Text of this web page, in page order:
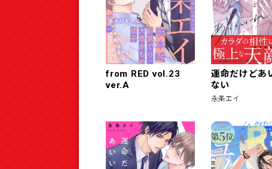
from RED vol.23
ver.A
運命だけどあ
ない
永条エイ